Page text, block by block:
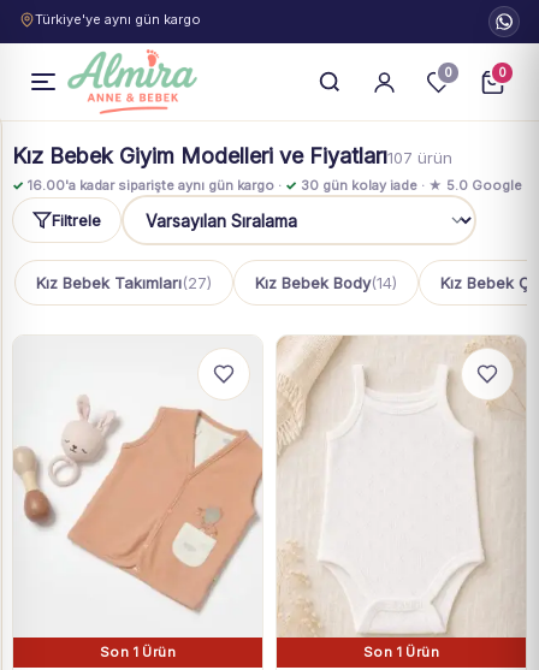
Türkiye'ye aynı gün kargo
0 0
Kız Bebek Giyim Modelleri ve Fiyatları107 ürün
✓ 16.00'a kadar siparişte aynı gün kargo · ✓ 30 gün kolay iade · ★ 5.0 Google
Filtrele
Sıralama
Kız Bebek Takımları(27) Kız Bebek Body(14) Kız Bebek
Son 1 Ürün
Son 1 Ürün